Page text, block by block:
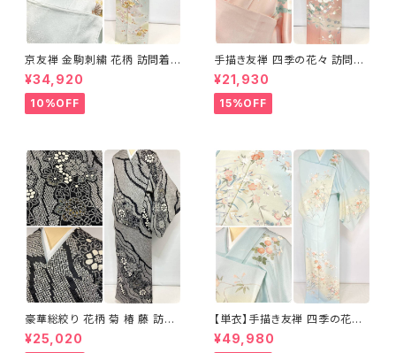
京友禅 金駒刺繍 花柄 訪問着
正絹 水色 黄緑 パステルカラー
アイスグリーン 1433
¥34,920
10%OFF
手描き友禅 四季の花々 訪問着
袷 正絹 サーモンピンク クリー
ム 白 桃花色 1434
¥21,930
15%OFF
豪華総絞り 花柄 菊 椿 藤 訪問
着 鹿の子絞り ラメ 正絹 黒 白
グレー 1435
¥25,020
【単衣】手描き友禅 四季の花々
正絹 訪問着 水色 黄緑 白 パス
テルカラー 1431
¥49,980